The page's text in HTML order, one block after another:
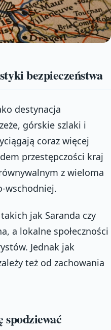
bezpieczeństwa
destynacja
górskie szlaki i
coraz więcej
przestępczości kraj
z wieloma
wschodniej.
jak Saranda czy
a lokalne społeczności
Jednak jak
też od zachowania
spodziewać